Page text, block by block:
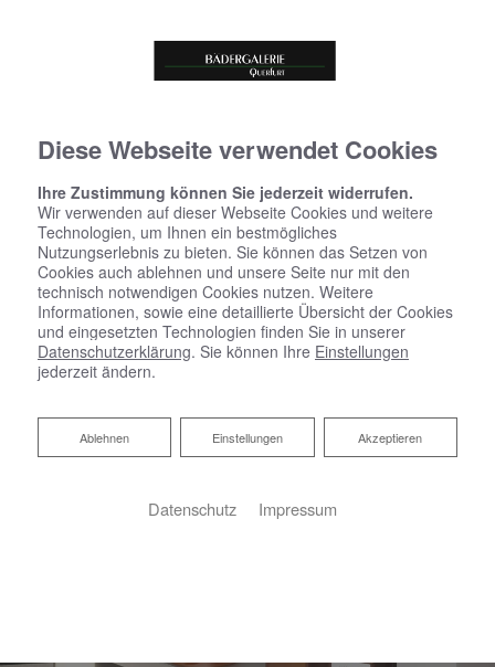
Startseite»Bad»Badinspiration & Musterbäder»Basic-Bad 15,9 ㎡
Basic-Bad 15,9 ㎡
Diese Webseite verwendet Cookies
Ihre Zustimmung können Sie jederzeit widerrufen.
Wir verwenden auf dieser Webseite Cookies und weitere
Technologien, um Ihnen ein bestmögliches
Nutzungserlebnis zu bieten. Sie können das Setzen von
Cookies auch ablehnen und unsere Seite nur mit den
technisch notwendigen Cookies nutzen. Weitere
Informationen, sowie eine detaillierte Übersicht der Cookies
und eingesetzten Technologien finden Sie in unserer
Datenschutzerklärung. Sie können Ihre Einstellungen
jederzeit ändern.
Akzeptieren
Einstellungen
Ablehnen
Ablehnen
Datenschutz Impressum